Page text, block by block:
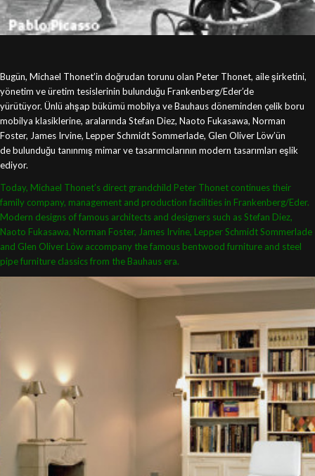
Bugün, Michael Thonet’in doğrudan torunu olan Peter Thonet, aile şirketini,
yönetim ve üretim tesislerinin bulunduğu Frankenberg/Eder’de
yürütüyor. Ünlü ahşap bükümü mobilya ve Bauhaus döneminden çelik boru
mobilya klasiklerine, aralarında Stefan Diez, Naoto Fukasawa, Norman
Foster, James Irvine, Lepper Schmidt Sommerlade, Glen Oliver Löw’ün
de bulunduğu tanınmış mimar ve tasarımcılarının modern tasarımları eşlik
ediyor.
Today, Michael Thonet’s direct grandchild Peter Thonet continues their
family company, management and production facilities in Frankenberg/Eder.
Modern designs of famous architects and designers such as Stefan Diez,
Naoto Fukasawa, Norman Foster, James Irvine, Lepper Schmidt Sommerlade
and Glen Oliver Löw accompany the famous bentwood furniture and steel
pipe furniture classics from the Bauhaus era.